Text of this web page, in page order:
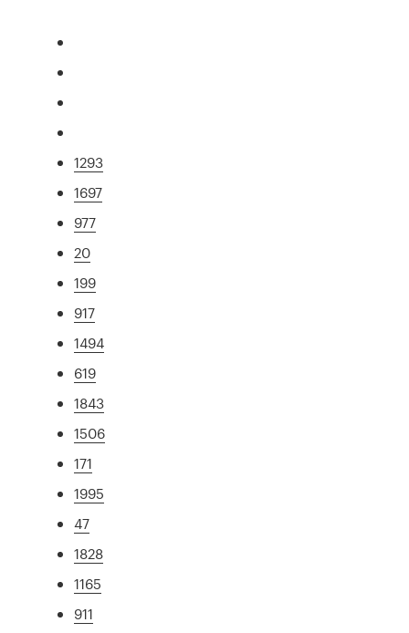
1293
1697
977
20
199
917
1494
619
1843
1506
171
1995
47
1828
1165
911